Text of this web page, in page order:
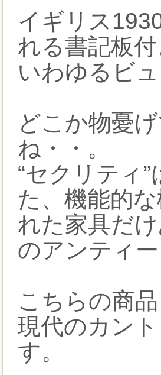
イギリス
れる書記板付
いわゆるビ
どこか物憂
ね・・。
“セクリティ
た、機能的
れた家具だ
のアンティ
こちらの商
現代のカン
す。